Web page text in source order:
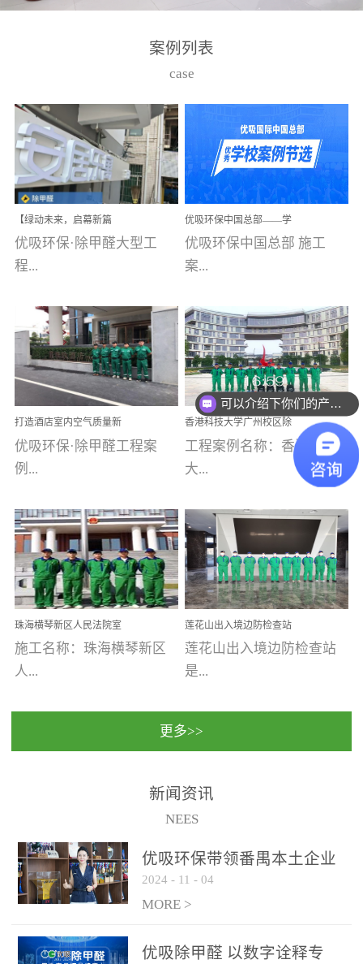
高技能的团队。汇聚了众
取得了多项产品技术专利
和多项国家版权局著作
权，获得高新技术企业称
号。生产优势自主生产自
给自足，优吸公司于2015
在广州番禺区成功建立产
品线生产基地，工厂拥有
自动化生产设备和成熟的
选择源头源材料、严控产
品质量，我们每一批的生
产产品都经过严格的质检
程序；生产车间为优吸总
部和全国分支机构生产光
触媒、净醛王、祛味剂等
优吸系列产品，保质保量
完成生产任务，确保全国
求。资质优势团队优势分
支优势优吸环保是一棵正
茁壮成长的树，只要我们
人人都爱护她、珍惜她、
她将越来越枝繁叶茂，终
将会成为一棵参天大树！
优吸环保截止2020年拥有
全国600家网点分支机构。
案例列表
case
【绿动未来，启幕新篇
章】优吸环保中标深圳安
居乐寓，超大型工装室内
空气治理项目顺利启航，
优吸环保·除甲醛大型工
程...
案例【深圳安居乐寓】室
内空气治理项目深圳安居
乐寓 深圳市安居乐寓
为深圳安居集团旗下城...
优吸环保中国总部——学
校施工案例(节选)
优吸环保中国总部 施工
案...
例(学校工装节选)广州南沙
小学(珠江湾校区)项目地
址：广州市南沙区海滨路
南沙珠江湾江门市蓬江区
禾...
打造酒店室内空气质量新
标杆——优吸环保·标杆之
作：东莞美豪雅致酒店室
内空气治理工程纪实
优吸环保·除甲醛工程案
例...
【东莞美豪雅致酒店】室
内空气治理项目东莞美豪
雅致酒店 东莞美豪雅
致酒店是为中高端人士...
香港科技大学广州校区除
甲醛项目圆满完成
工程案例名称：香港科技
大...
学广州校区室内空气治
理 工程案例地址：广
州南沙区·香港科技大学(广
州)校区 工程案...
珠海横琴新区人民法院室
内除甲醛空气治理项目
施工名称：珠海横琴新区
人...
民法院室内除甲醛空气治
保施工日期：2020年1月珠
莲花山出入境边防检查站
室内除甲醛空气治理项目
莲花山出入境边防检查站
是...
国家通过设在对外开放口
（及各出入境边防检查
更多>>
新闻资讯
NEES
优吸环保带领番禺本​土企业
勇敢破局向“新”
2024 - 11 - 04
MORE >
优吸除甲醛 以数字诠释专
可以介绍下你们的产品么